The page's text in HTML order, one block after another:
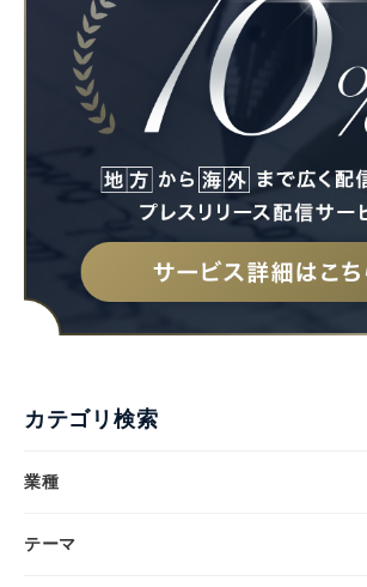
カテゴリ検索
業種
テーマ